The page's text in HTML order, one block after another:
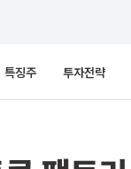
특징주 투자전략